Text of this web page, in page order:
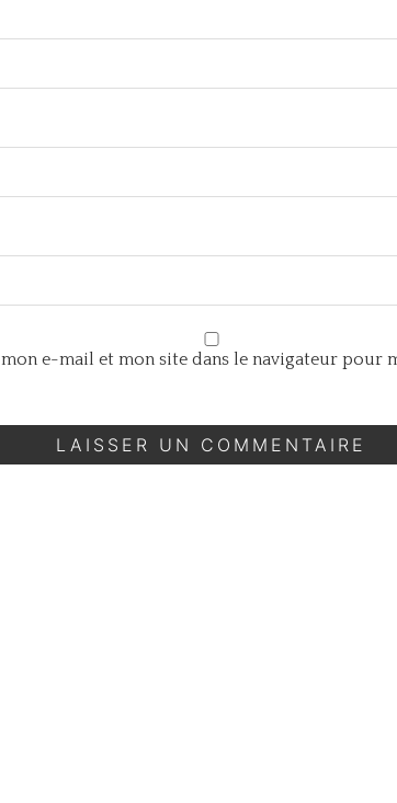
e-mail et mon site dans le navigateur pour